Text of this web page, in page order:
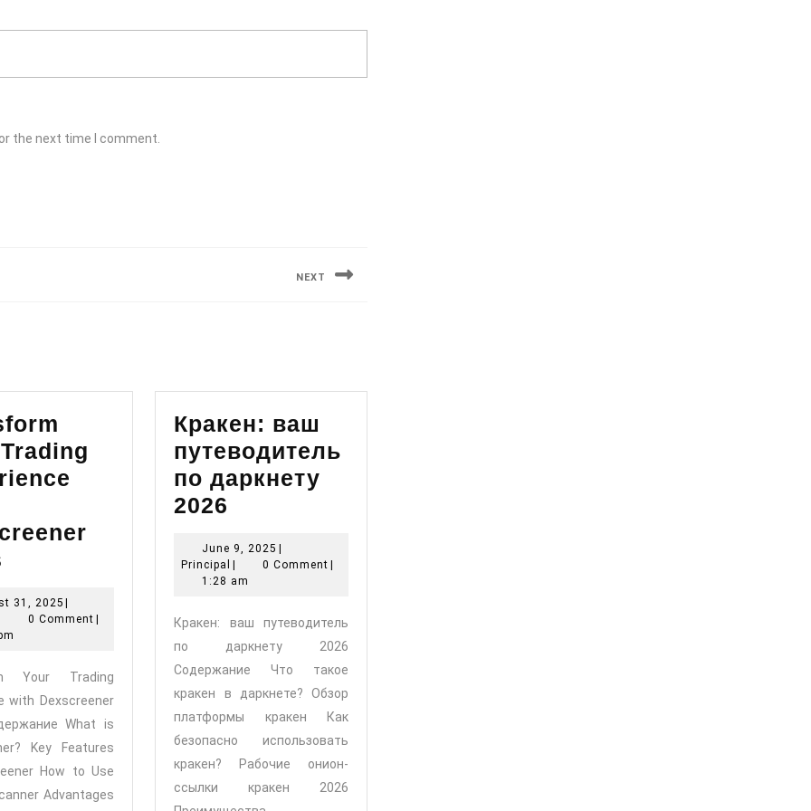
the next time I comment.
NEXT
Trading
Experience
with
Dexscreener
Tools
31, 2025 August
31,
|
0 Comment |
Your Trading
with Dexscreener
What is
Key Features
How to Use
Advantages
Кракен: ваш
путеводитель
по даркнету
2026
путеводитель
по
2026
June 9, 2025 June
9,
|
Principal Principal
| 0 Comment |
1:28 am
Кракен: ваш путеводитель
по даркнету 2026
Содержание Что такое
кракен в даркнете? Обзор
платформы кракен Как
безопасно использовать
кракен? Рабочие онион-
ссылки кракен 2026